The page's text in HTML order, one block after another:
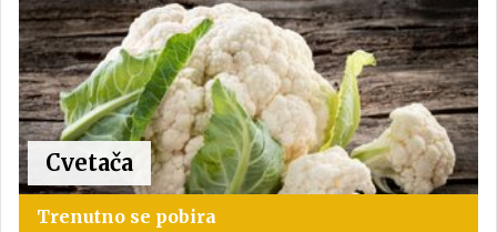
Cvetača
Trenutno se pobira